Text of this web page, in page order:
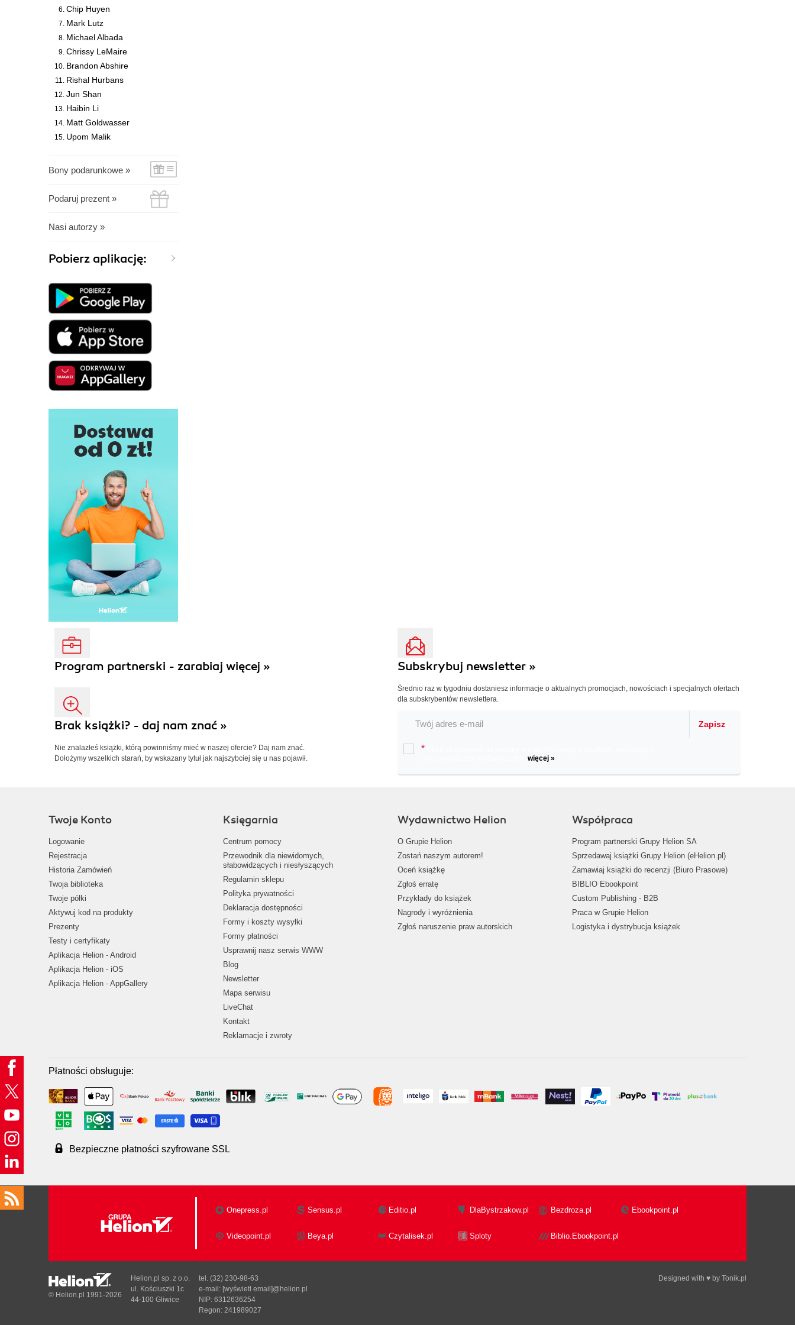
Chip Huyen
Mark Lutz
Michael Albada
Chrissy LeMaire
Brandon Abshire
Rishal Hurbans
Jun Shan
Haibin Li
Matt Goldwasser
Upom Malik
Bony podarunkowe »
Podaruj prezent »
Nasi autorzy »
Pobierz aplikację:
Program partnerski - zarabiaj więcej »
Brak książki? - daj nam znać »
Nie znalazłeś książki, którą powinniśmy mieć w naszej ofercie? Daj nam znać.
Dołożymy wszelkich starań, by wskazany tytuł jak najszybciej się u nas pojawił.
Subskrybuj newsletter »
Średnio raz w tygodniu dostaniesz informacje o aktualnych promocjach, nowościach i specjalnych ofertach
dla subskrybentów newslettera.
Zapisz
*
więcej »
Twoje Konto
Logowanie
Rejestracja
Historia Zamówień
Twoja biblioteka
Twoje półki
Aktywuj kod na produkty
Prezenty
Testy i certyfikaty
Aplikacja Helion - Android
Aplikacja Helion - iOS
Aplikacja Helion - AppGallery
Księgarnia
Centrum pomocy
Przewodnik dla niewidomych,
słabowidzących i niesłyszących
Regulamin sklepu
Polityka prywatności
Deklaracja dostępności
Formy i koszty wysyłki
Formy płatności
Usprawnij nasz serwis WWW
Blog
Newsletter
Mapa serwisu
LiveChat
Kontakt
Reklamacje i zwroty
Wydawnictwo Helion
O Grupie Helion
Zostań naszym autorem!
Oceń książkę
Zgłoś erratę
Przykłady do książek
Nagrody i wyróżnienia
Zgłoś naruszenie praw autorskich
Współpraca
Program partnerski Grupy Helion SA
Sprzedawaj książki Grupy Helion (eHelion.pl)
Zamawiaj książki do recenzji (Biuro Prasowe)
BIBLIO Ebookpoint
Custom Publishing - B2B
Praca w Grupie Helion
Logistyka i dystrybucja książek
Płatności obsługuje:
Bezpieczne płatności szyfrowane SSL
Onepress.pl Sensus.pl Editio.pl DlaBystrzakow.pl Bezdroza.pl Ebookpoint.pl
Videopoint.pl Beya.pl Czytalisek.pl Sploty Biblio.Ebookpoint.pl
Designed with ♥ by Tonik.pl
© Helion.pl 1991-2026
Helion.pl sp. z o.o.
ul. Kościuszki 1c
44-100 Gliwice
tel. (32) 230-98-63
e-mail: [wyświetl email]@helion.pl
NIP: 6312636254
Regon: 241989027